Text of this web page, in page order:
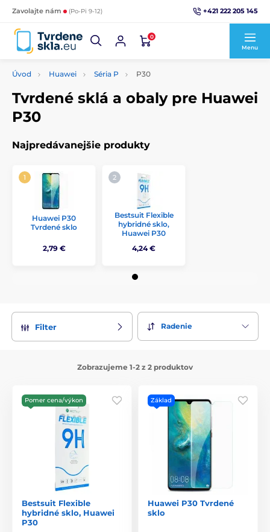
Zavolajte nám (Po-Pi 9-12) +421 222 205 145
0
Menu
Úvod Huawei Séria P P30
Tvrdené sklá a obaly pre Huawei
P30
Najpredávanejšie produkty
Huawei P30
Tvrdené sklo
2,79 €
Bestsuit Flexible
hybridné sklo,
Huawei P30
4,24 €
Filter Radenie
Zobrazujeme 1-2 z 2 produktov
Pomer cena/výkon
Bestsuit Flexible
hybridné sklo, Huawei
P30
Základ
Huawei P30 Tvrdené
sklo